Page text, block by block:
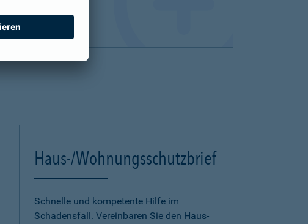
Haus-/Wohnungsschutzbrief
Schnelle und kompetente Hilfe im
Schadensfall. Vereinbaren Sie den Haus-